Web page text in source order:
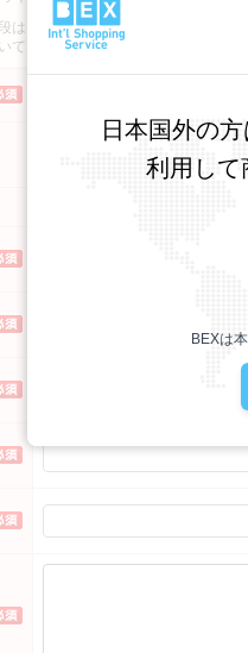
はお客様専用につき、営業・勧誘
ても、一切返信を行っておりません。
オルハ トラベルセット（シャ
日本国外の方
利用して
BEXは